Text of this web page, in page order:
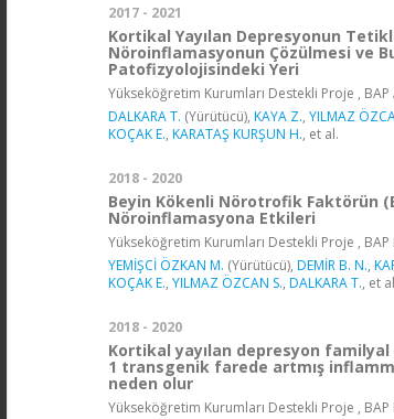
2017 - 2021
Kortikal Yayılan Depresyonun
Nöroinflamasyonun Çözülmesi ve
Patofizyolojisindeki Yeri
Yükseköğretim Kurumları Destekli Proje ,
DALKARA T. (Yürütücü), KAYA Z., YILMAZ
KOÇAK E., KARATAŞ KURŞUN H., et al.
2018 - 2020
Beyin Kökenli Nörotrofik Faktörün
Nöroinflamasyona Etkileri
Yükseköğretim Kurumları Destekli Proje ,
YEMİŞCİ ÖZKAN M. (Yürütücü), DEMİR B. N.,
KOÇAK E., YILMAZ ÖZCAN S., DALKARA T., et
2018 - 2020
Kortikal yayılan depresyon
1 transgenik farede artmış
neden olur
Yükseköğretim Kurumları Destekli Proje ,